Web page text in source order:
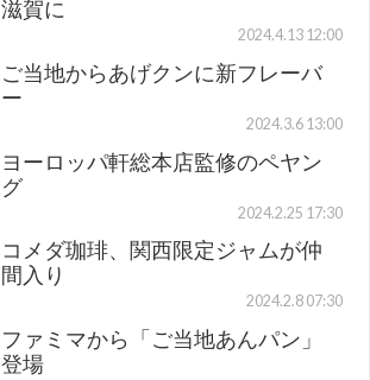
滋賀に
2024.4.13 12:00
ご当地からあげクンに新フレーバ
ー
2024.3.6 13:00
ヨーロッパ軒総本店監修のペヤン
グ
2024.2.25 17:30
コメダ珈琲、関西限定ジャムが仲
間入り
2024.2.8 07:30
ファミマから「ご当地あんパン」
登場